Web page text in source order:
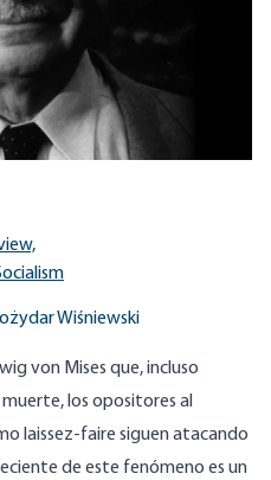
Wiśniewski
von Mises que, incluso
los opositores al
laissez-faire siguen atacando
de este fenómeno es un